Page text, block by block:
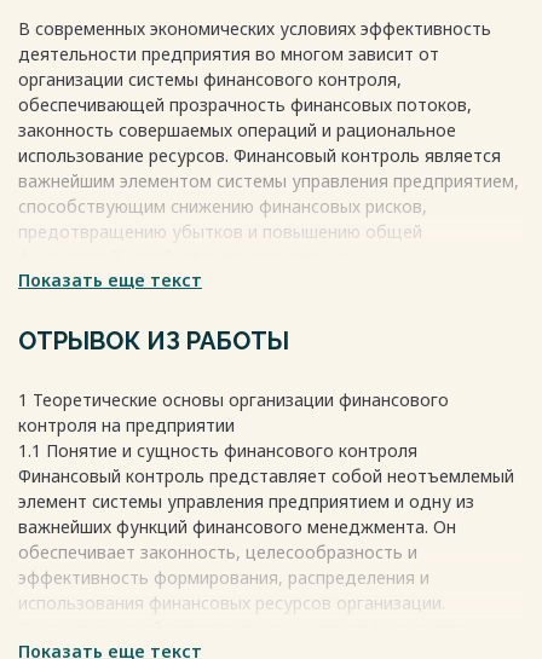
2.4 Выводы и рекомендации по результатам исследования
26
ЗАКЛЮЧЕНИЕ 30
СПИСОК ИСПОЛЬОВАННЫХ ИСТОЧНИКОВ 33
ПРИЛОЖЕНИЕ 35
Весь текст будет доступенпосле покупки
В современных экономических условиях эффективность
деятельности предприятия во многом зависит от
организации системы финансового контроля,
обеспечивающей прозрачность финансовых потоков,
законность совершаемых операций и рациональное
использование ресурсов. Финансовый контроль является
важнейшим элементом системы управления предприятием,
способствующим снижению финансовых рисков,
предотвращению убытков и повышению общей
Особую актуальность данная тема приобретает для
функционирующих в условиях высокой конкуренции и
финансового контроля становится инструментом не
только сохранения устойчивости, но и повышения
эффективности использования капитала, что особенно
важно в условиях нестабильной экономической среды.
Весь текст будет доступенпосле покупки
Показать еще текст
ОТРЫВОК ИЗ РАБОТЫ
1 Теоретические основы организации финансового
контроля на предприятии
1.1 Понятие и сущность финансового контроля
Финансовый контроль представляет собой неотъемлемый
элемент системы управления предприятием и одну из
важнейших функций финансового менеджмента. Он
обеспечивает законность, целесообразность и
эффективность формирования, распределения и
использования финансовых ресурсов организации.
подходов к определению категории «финансовый
Показать еще текст